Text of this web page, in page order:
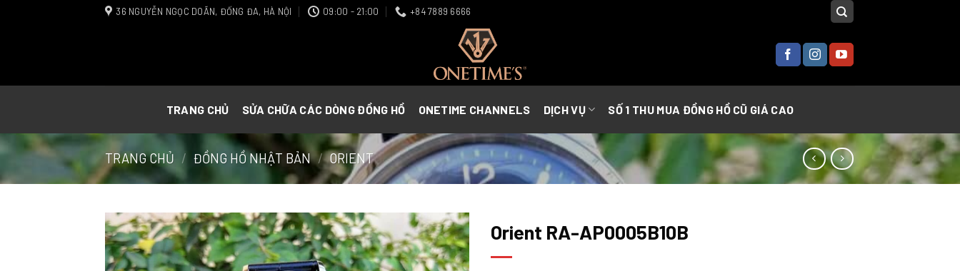
36 NGUYỄN NGỌC DOÃN, ĐỐNG ĐA, HÀ NỘI 09:00 - 21:00 +84 7889 6666
TRANG CHỦ SỬA CHỮA CÁC DÒNG ĐỒNG HỒ ONETIME CHANNELS DỊCH VỤ SỐ 1 THU MUA ĐỒNG HỒ CŨ GIÁ CAO
TRANG CHỦ / ĐỒNG HỒ NHẬT BẢN / ORIENT
Orient RA-AP0005B10B